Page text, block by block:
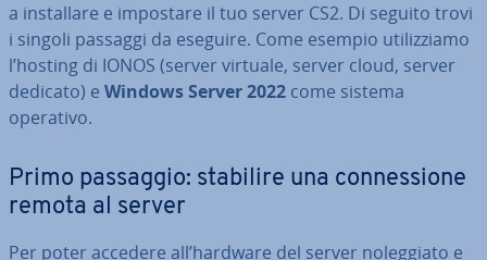
a in­stal­la­re e impostare il tuo server CS2. Di seguito trovi
i singoli passaggi da eseguire. Come esempio uti­liz­zia­mo
l’hosting di IONOS (server virtuale, server cloud, server
dedicato) e Windows Server 2022 come sistema
operativo.
Primo passaggio: stabilire una con­nes­sio­ne
remota al server
Per poter accedere all’hardware del server no­leg­gia­to e